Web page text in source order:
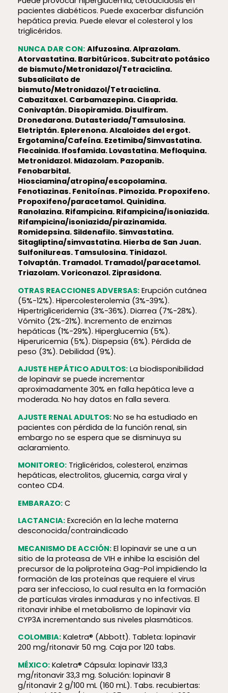
pacientes diabéticos. Puede exacerbar disfunción
hepática previa. Puede elevar el colesterol y los
triglicéridos.
NUNCA DAR CON: Alfuzosina. Alprazolam.
Atorvastatina. Barbitúricos. Subcitrato potásico
de bismuto/Metronidazol/Tetraciclina.
Subsalicilato de
bismuto/Metronidazol/Tetraciclina.
Cabazitaxel. Carbamazepina. Cisaprida.
Conivaptán. Disopiramida. Disulfiram.
Dronedarona. Dutasteriada/Tamsulosina.
Eletriptán. Eplerenona. Alcaloides del ergot.
Ergotamina/Cafeína. Ezetimiba/Simvastatina.
Flecainida. Ifosfamida. Lovastatina. Mefloquina.
Metronidazol. Midazolam. Pazopanib.
Fenobarbital.
Hiosciamina/atropina/escopolamina.
Fenotiazinas. Fenitoínas. Pimozida. Propoxifeno.
Propoxifeno/paracetamol. Quinidina.
Ranolazina. Rifampicina. Rifampicina/isoniazida.
Rifampicina/isoniazida/pirazinamida.
Romidepsina. Sildenafilo. Simvastatina.
Sitagliptina/simvastatina. Hierbade San Juan.
Sulfonilureas. Tamsulosina. Tinidazol.
Tolvaptán. Tramadol. Tramadol/paracetamol.
Triazolam. Voriconazol. Ziprasidona.
OTRAS REACCIONES ADVERSAS:Erupción cutánea
(5%-12%). Hipercolesterolemia (3%-39%).
Hipertrigliceridemia (3%-36%). Diarrea (7%-28%).
Vómito (2%-21%). Incremento de enzimas
hepáticas (1%-29%). Hiperglucemia (5%).
Hiperuricemia (5%). Dispepsia (6%). Pérdida de
peso (3%). Debilidad (9%).
AJUSTE HEPÁTICO ADULTOS:La biodisponibilidad
de lopinavir se puede incrementar
aproximadamente 30% en falla hepática leve a
moderada. No hay datos en falla severa.
AJUSTE RENAL ADULTOS:No se ha estudiado en
pacientes con pérdida de la función renal, sin
embargo no se espera que se disminuya su
aclaramiento.
MONITOREO:Triglicéridos, colesterol, enzimas
hepáticas, electrolitos, glucemia, carga viral y
conteo CD4.
EMBARAZO:C
LACTANCIA:Excreción en la leche materna
desconocida/contraindicado
MECANISMO DE ACCIÓN:El lopinavir se une a un
sitio de la proteasa de VIH e inhibe la escisión del
precursor de la poliproteína Gag-Pol impidiendo la
formación de las proteínas que requiere el virus
para ser infeccioso, lo cual resulta en la formación
de partículas virales inmaduras y no infectivas. El
ritonavir inhibe el metabolismo de lopinavir vía
CYP3A incrementando sus niveles plasmáticos.
COLOMBIA:Kaletra® (Abbott). Tableta: lopinavir
200 mg/ritonavir 50 mg. Caja por 120 tabs.
MÉXICO:Kaletra® Cápsula: lopinavir 133,3
mg/ritonavir 33,3 mg. Solución: lopinavir 8
g/ritonavir 2 g/100 mL (160 mL). Tabs. recubiertas: